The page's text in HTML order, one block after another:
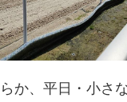
か、平日・小さ